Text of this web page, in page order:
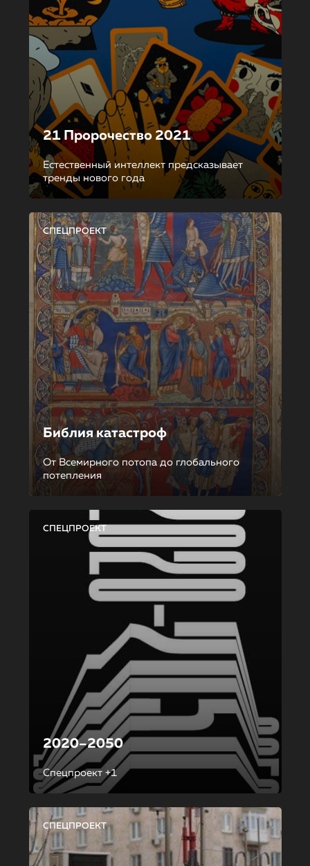
21 Пророчество 2021
Естественный интеллект предсказывает
тренды нового года
СПЕЦПРОЕКТ
Библия катастроф
От Всемирного потопа до глобального
потепления
СПЕЦПРОЕКТ
2020–2050
Спецпроект +1
СПЕЦПРОЕКТ